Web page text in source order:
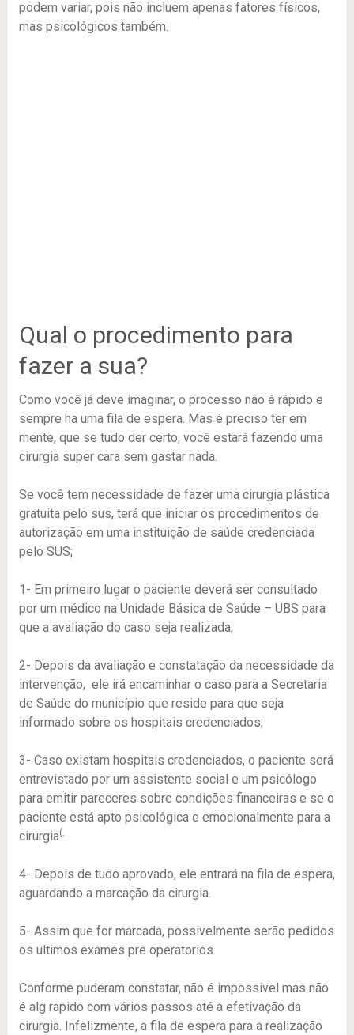
podem variar, pois não incluem apenas fatores físicos,
mas psicológicos também.
Qual o procedimento para
fazer a sua?
Como você já deve imaginar, o processo não é rápido e
sempre ha uma fila de espera. Mas é preciso ter em
mente, que se tudo der certo, você estará fazendo uma
cirurgia super cara sem gastar nada.
Se você tem necessidade de fazer uma cirurgia plástica
gratuita pelo sus, terá que iniciar os procedimentos de
autorização em uma instituição de saúde credenciada
pelo SUS;
1- Em primeiro lugar o paciente deverá ser consultado
por um médico na Unidade Básica de Saúde – UBS para
que a avaliação do caso seja realizada;
2- Depois da avaliação e constatação da necessidade da
intervenção, ele irá encaminhar o caso para a Secretaria
de Saúde do município que reside para que seja
informado sobre os hospitais credenciados;
3- Caso existam hospitais credenciados, o paciente será
entrevistado por um assistente social e um psicólogo
para emitir pareceres sobre condições financeiras e se o
paciente está apto psicológica e emocionalmente para a
cirurgia(.
4- Depois de tudo aprovado, ele entrará na fila de espera,
aguardando a marcação da cirurgia.
5- Assim que for marcada, possivelmente serão pedidos
os ultimos exames pre operatorios.
Conforme puderam constatar, não é impossivel mas não
é alg rapido com vários passos até a efetivação da
cirurgia. Infelizmente, a fila de espera para a realização